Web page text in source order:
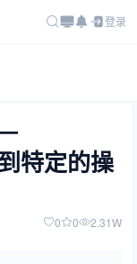
登录
特定的操
0 0 2.31W